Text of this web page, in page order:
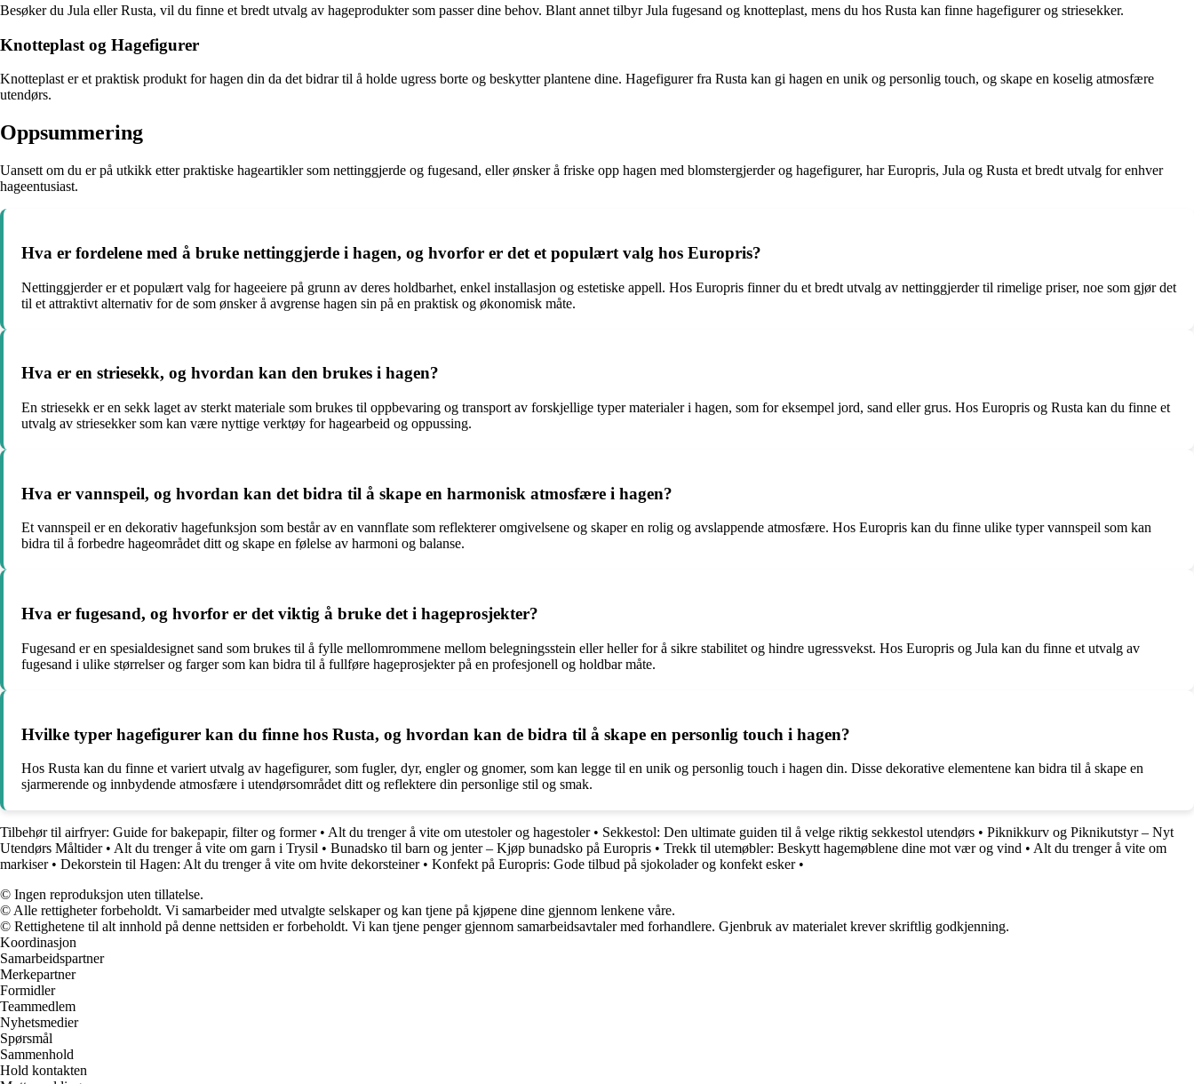
Besøker du Jula eller Rusta, vil du finne et bredt utvalg av hageprodukter som passer dine behov. Blant annet tilbyr Jula fugesand og knotteplast, mens du hos Rusta kan finne hagefigurer og striesekker.
Knotteplast og Hagefigurer
Knotteplast er et praktisk produkt for hagen din da det bidrar til å holde ugress borte og beskytter plantene dine. Hagefigurer fra Rusta kan gi hagen en unik og personlig touch, og skape en koselig atmosfære
utendørs.
Oppsummering
Uansett om du er på utkikk etter praktiske hageartikler som nettinggjerde og fugesand, eller ønsker å friske opp hagen med blomstergjerder og hagefigurer, har Europris, Jula og Rusta et bredt utvalg for enhver
hageentusiast.
Hva er fordelene med å bruke nettinggjerde i hagen, og hvorfor er det et populært valg hos Europris?
Nettinggjerder er et populært valg for hageeiere på grunn av deres holdbarhet, enkel installasjon og estetiske appell. Hos Europris finner du et bredt utvalg av nettinggjerder til rimelige priser, noe som gjør det
til et attraktivt alternativ for de som ønsker å avgrense hagen sin på en praktisk og økonomisk måte.
Hva er en striesekk, og hvordan kan den brukes i hagen?
En striesekk er en sekk laget av sterkt materiale som brukes til oppbevaring og transport av forskjellige typer materialer i hagen, som for eksempel jord, sand eller grus. Hos Europris og Rusta kan du finne et
utvalg av striesekker som kan være nyttige verktøy for hagearbeid og oppussing.
Hva er vannspeil, og hvordan kan det bidra til å skape en harmonisk atmosfære i hagen?
Et vannspeil er en dekorativ hagefunksjon som består av en vannflate som reflekterer omgivelsene og skaper en rolig og avslappende atmosfære. Hos Europris kan du finne ulike typer vannspeil som kan
bidra til å forbedre hageområdet ditt og skape en følelse av harmoni og balanse.
Hva er fugesand, og hvorfor er det viktig å bruke det i hageprosjekter?
Fugesand er en spesialdesignet sand som brukes til å fylle mellomrommene mellom belegningsstein eller heller for å sikre stabilitet og hindre ugressvekst. Hos Europris og Jula kan du finne et utvalg av
fugesand i ulike størrelser og farger som kan bidra til å fullføre hageprosjekter på en profesjonell og holdbar måte.
Hvilke typer hagefigurer kan du finne hos Rusta, og hvordan kan de bidra til å skape en personlig touch i hagen?
Hos Rusta kan du finne et variert utvalg av hagefigurer, som fugler, dyr, engler og gnomer, som kan legge til en unik og personlig touch i hagen din. Disse dekorative elementene kan bidra til å skape en
sjarmerende og innbydende atmosfære i utendørsområdet ditt og reflektere din personlige stil og smak.
Tilbehør til airfryer: Guide for bakepapir, filter og former• Alt du trenger å vite om utestoler og hagestoler• Sekkestol: Den ultimate guiden til å velge riktig sekkestol utendørs • Piknikkurv og Piknikutstyr – Nyt
Utendørs Måltider• Alt du trenger å vite om garn i Trysil • Bunadsko til barn og jenter – Kjøp bunadsko på Europris • Trekk til utemøbler: Beskytt hagemøblene dine mot vær og vind • Alt du trenger å vite om
markiser• Dekorstein til Hagen: Alt du trenger å vite om hvite dekorsteiner• Konfekt på Europris: Gode tilbud på sjokolader og konfekt esker•
© Ingen reproduksjon uten tillatelse.
© Alle rettigheter forbeholdt. Vi samarbeider med utvalgte selskaper og kan tjene på kjøpene dine gjennom lenkene våre.
© Rettighetene til alt innhold på denne nettsiden er forbeholdt. Vi kan tjene penger gjennom samarbeidsavtaler med forhandlere. Gjenbruk av materialet krever skriftlig godkjenning.
Koordinasjon
Samarbeidspartner
Merkepartner
Formidler
Teammedlem
Nyhetsmedier
Spørsmål
Sammenhold
Hold kontakten